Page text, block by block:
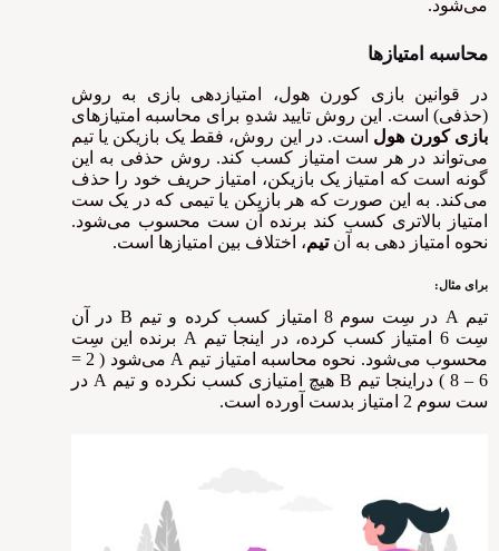
می‌شود.
محاسبه امتیازها
در قوانین بازی کورن هول، امتیازدهی بازی به روش
(حذفی) است. این روش تایید شدهِ‌ برای محاسبه امتیازهای
بازی کورن هول است. در این روش، فقط یک بازیکن یا تیم
می‌تواند در هر ست امتیاز کسب کند. روش حذفی به این
گونه است که امتیاز یک بازیکن، امتیاز حریف خود را حذف
می‌کند. به این صورت که هر بازیکن یا تیمی که در یک ست
امتیاز بالاتری کسب کند برنده آن ست محسوب می‌شود.
نحوه امتیاز دهی به آنتیم، اختلاف بین امتیازها است.
برای مثال:
تیم A در سِت سوم 8 امتیاز کسب کرده و تیم B در آن
سِت 6 امتیاز کسب کرده، در اینجا تیم A برنده‌ این سِت
محسوب می‌شود. نحوه محاسبه امتیاز تیم A می‌شود ( 2 =
6 – 8 ) دراینجا تیم B هیچ امتیازی کسب نکرده و تیم A در
ست سوم 2 امتیاز بدست آورده است.